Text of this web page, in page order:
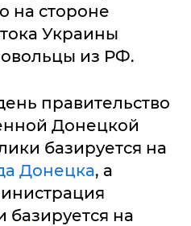
на стороне
Украины
из РФ.
правительство
Донецкой
базируется на
Донецка, а
базируется на